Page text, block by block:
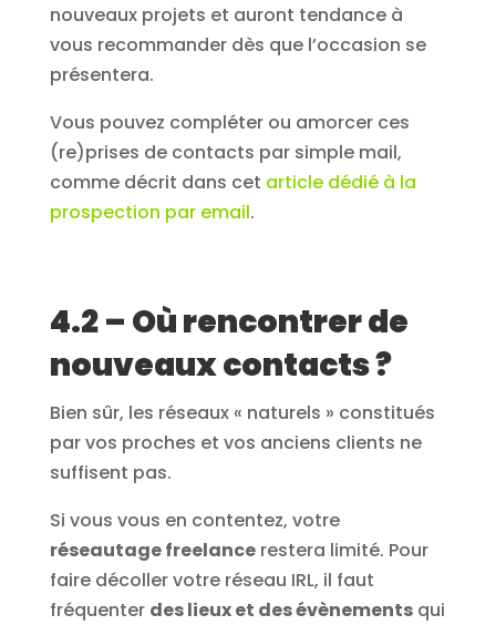
nouveaux projets et auront tendance à
vous recommander dès que l’occasion se
présentera.
Vous pouvez compléter ou amorcer ces
(re)prises de contacts par simple mail,
comme décrit dans cet article dédié à la
prospection par email.
4.2 – Où rencontrer de
nouveaux contacts ?
Bien sûr, les réseaux « naturels » constitués
par vos proches et vos anciens clients ne
suffisent pas.
Si vous vous en contentez, votre
réseautage freelancerestera limité. Pour
faire décoller votre réseau IRL, il faut
fréquenter des lieux et des évènementsqui